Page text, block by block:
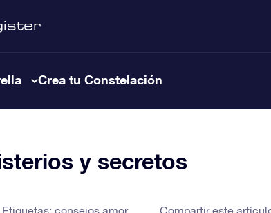
Crea tu Constelación
y secretos
consejos amor Compartir este